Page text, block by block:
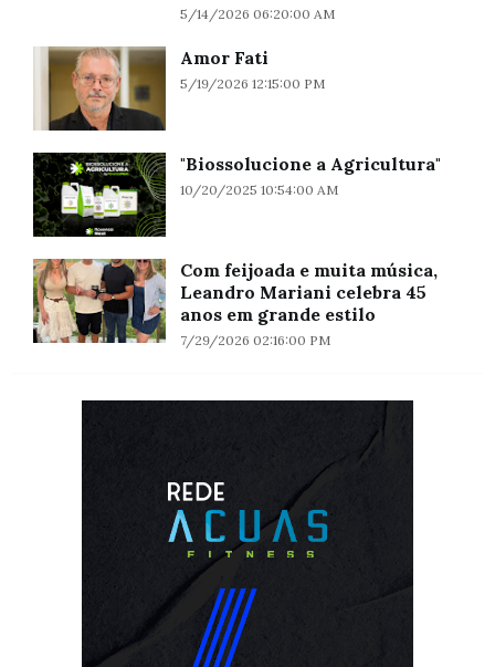
5/14/2026 06:20:00 AM
Amor Fati
5/19/2026 12:15:00 PM
"Biossolucione a Agricultura"
10/20/2025 10:54:00 AM
Com feijoada e muita música,
Leandro Mariani celebra 45
anos em grande estilo
7/29/2026 02:16:00 PM